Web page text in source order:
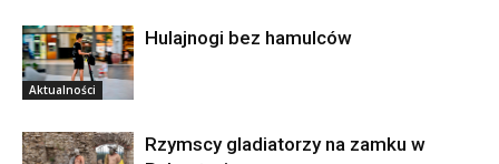
Aktualności
Hulajnogi bez hamulców
Rzymscy gladiatorzy na zamku w